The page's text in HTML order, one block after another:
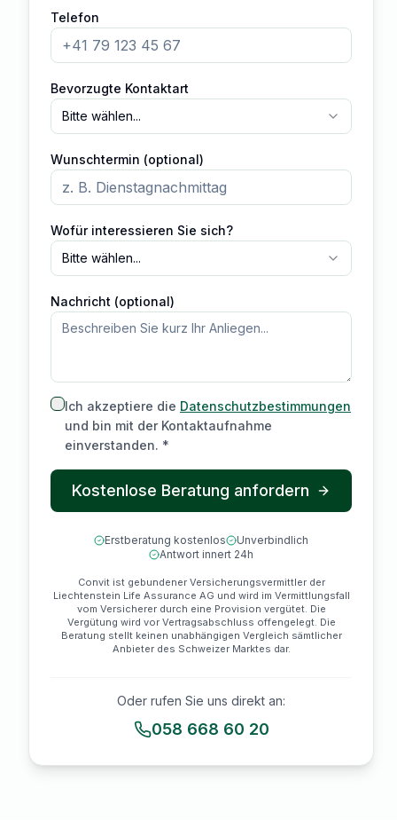
Telefon
Bevorzugte Kontaktart
Bitte wählen...
Wunschtermin (optional)
Wofür interessieren Sie sich?
Bitte wählen...
Nachricht (optional)
Ich akzeptiere die Datenschutzbestimmungen
und bin mit der Kontaktaufnahme
einverstanden. *
Kostenlose Beratung anfordern
Erstberatung kostenlos
Unverbindlich
Antwort innert 24h
Convit ist gebundener Versicherungsvermittler der
Liechtenstein Life Assurance AG und wird im Vermittlungsfall
vom Versicherer durch eine Provision vergütet. Die
Vergütung wird vor Vertragsabschluss offengelegt. Die
Beratung stellt keinen unabhängigen Vergleich sämtlicher
Anbieter des Schweizer Marktes dar.
Oder rufen Sie uns direkt an:
058 668 60 20